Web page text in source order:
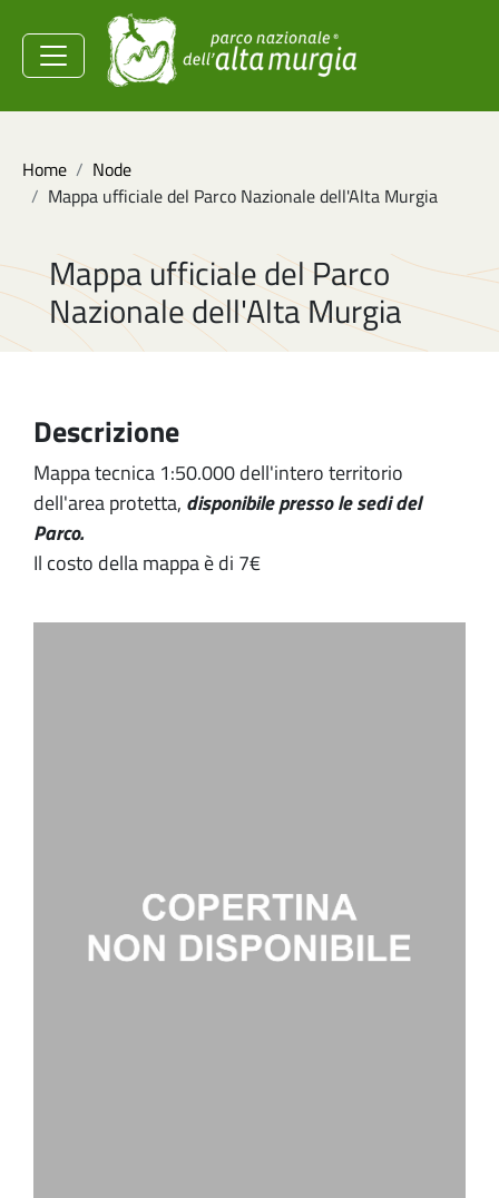
Salta al contenuto principale
della Sicurezza
Energetica
Home
Node
Mappa ufficiale del Parco Nazionale dell'Alta Murgia
Mappa ufficiale del Parco
Nazionale dell'Alta Murgia
Descrizione
Mappa tecnica 1:50.000 dell'intero territorio
dell'area protetta, disponibile presso le sedi del
Parco.
Il costo della mappa è di 7€
Image